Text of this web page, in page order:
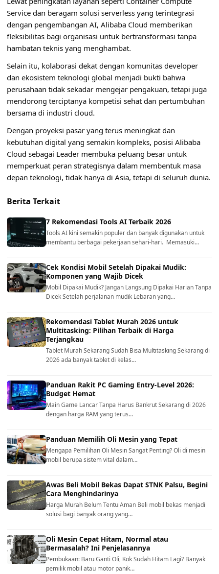
Service dan beragam solusi serverless yang terintegrasi
dengan pengembangan AI, Alibaba Cloud memberikan
fleksibilitas bagi organisasi untuk bertransformasi tanpa
hambatan teknis yang menghambat.
Selain itu, kolaborasi dekat dengan komunitas developer
dan ekosistem teknologi global menjadi bukti bahwa
perusahaan tidak sekadar mengejar pengakuan, tetapi juga
mendorong terciptanya kompetisi sehat dan pertumbuhan
bersama di industri cloud.
Dengan proyeksi pasar yang terus meningkat dan
kebutuhan digital yang semakin kompleks, posisi Alibaba
Cloud sebagai Leader membuka peluang besar untuk
memperkuat peran strategisnya dalam membentuk masa
depan teknologi, tidak hanya di Asia, tetapi di seluruh dunia.
Berita Terkait
7 Rekomendasi Tools AI Terbaik 2026
Tools AI kini semakin populer dan banyak digunakan untuk
membantu berbagai pekerjaan sehari-hari. Memasuki…
Cek Kondisi Mobil Setelah Dipakai Mudik:
Komponen yang Wajib Dicek
Mobil Dipakai Mudik? Jangan Langsung Dipakai Harian Tanpa
Dicek Setelah perjalanan mudik Lebaran yang…
Rekomendasi Tablet Murah 2026 untuk
Multitasking: Pilihan Terbaik di Harga
Terjangkau
Tablet Murah Sekarang Sudah Bisa Multitasking Sekarang di
2026 ada banyak tablet di kelas…
Panduan Rakit PC Gaming Entry-Level 2026:
Budget Hemat
Main Game Lancar Tanpa Harus Bankrut Sekarang di 2026
dengan harga RAM yang terus…
Panduan Memilih Oli Mesin yang Tepat
Mengapa Pemilihan Oli Mesin Sangat Penting? Oli di mesin
mobil berupa sistem vital dalam…
Awas Beli Mobil Bekas Dapat STNK Palsu, Begini
Cara Menghindarinya
Harga Murah Belum Tentu Aman Beli mobil bekas menjadi
solusi bagi banyak orang yang…
Oli Mesin Cepat Hitam, Normal atau
Bermasalah? Ini Penjelasannya
Pembukaan: Baru Ganti Oli, Kok Sudah Hitam Lagi? Banyak
pemilik mobil atau motor panik…